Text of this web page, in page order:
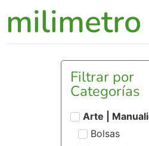
milimetro
Filtrar por
Categorías
Arte |
Bolsas